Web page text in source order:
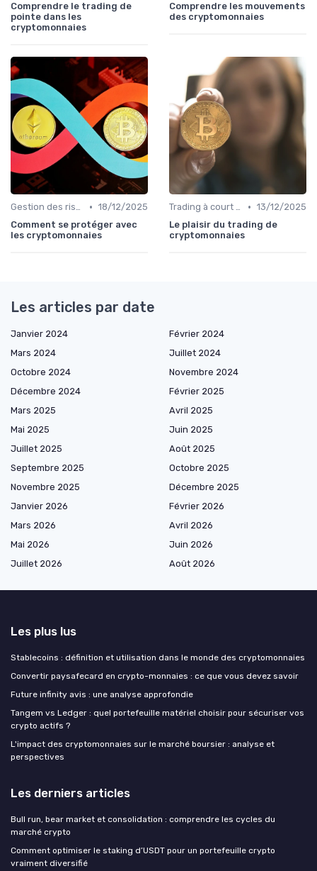
Comprendre le trading de
pointe dans les
cryptomonnaies
Comprendre les mouvements
des cryptomonnaies
Gestion des risques • 18/12/2025
Comment se protéger avec
les cryptomonnaies
Trading à court terme vs investissement à long terme • 13/12/2025
Le plaisir du trading de
cryptomonnaies
Les articles par date
Janvier 2024
Février 2024
Mars 2024
Juillet 2024
Octobre 2024
Novembre 2024
Décembre 2024
Février 2025
Mars 2025
Avril 2025
Mai 2025
Juin 2025
Juillet 2025
Août 2025
Septembre 2025
Octobre 2025
Novembre 2025
Décembre 2025
Janvier 2026
Février 2026
Mars 2026
Avril 2026
Mai 2026
Juin 2026
Juillet 2026
Août 2026
Les plus lus
Stablecoins : définition et utilisation dans le monde des cryptomonnaies
Convertir paysafecard en crypto-monnaies : ce que vous devez savoir
Future infinity avis : une analyse approfondie
Tangem vs Ledger : quel portefeuille matériel choisir pour sécuriser vos
crypto actifs ?
L'impact des cryptomonnaies sur le marché boursier : analyse et
perspectives
Les derniers articles
Bull run, bear market et consolidation : comprendre les cycles du
marché crypto
Comment optimiser le staking d’USDT pour un portefeuille crypto
vraiment diversifié